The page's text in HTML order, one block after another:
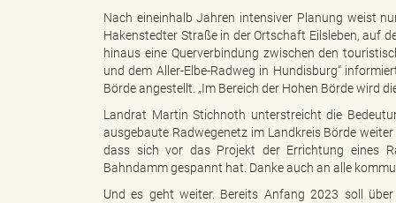
L
Nach eineinhalb Jahren intensiver Planung weist
Hakenstedter Straße in der Ortschaft Eilsleben, auf
hinaus eine Querverbindung zwischen den
und dem Aller-Elbe-Radweg in Hundisburg“
Börde angestellt. „Im Bereich der Hohen Börde wird
Landrat Martin Stichnoth unterstreicht die
ausgebaute Radwegenetz im Landkreis Börde
dass sich vor das Projekt der Errichtung eines
Bahndamm gespannt hat. Danke auch an alle
Und es geht weiter. Bereits Anfang 2023 soll